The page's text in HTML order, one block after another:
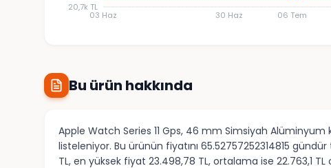
03 Haz 30 Haz 06 Tem
20,7k TL
Bu ürün hakkında
Apple Watch Series 11 Gps, 46 mm Simsiyah
listeleniyor. Bu ürünün fiyatını 65.52757252314815
TL, en yüksek fiyat 23.498,78 TL, ortalama ise 22.763,1